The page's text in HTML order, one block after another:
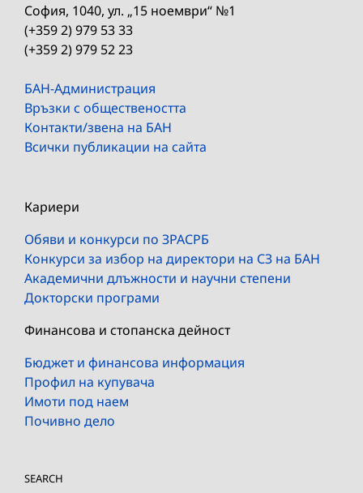
София, 1040, ул. „15 ноември“ №1
(+359 2) 979 53 33
(+359 2) 979 52 23
БАН-Администрация
Връзки с обществеността
Контакти/звена на БАН
Всички публикации на сайта
Кариери
Обяви и конкурси по ЗРАСРБ
Конкурси за избор на директори на СЗ на БАН
Академични длъжности и научни степени
Докторски програми
Финансова и стопанска дейност
Бюджет и финансова информация
Профил на купувача
Имоти под наем
Почивно дело
SEARCH